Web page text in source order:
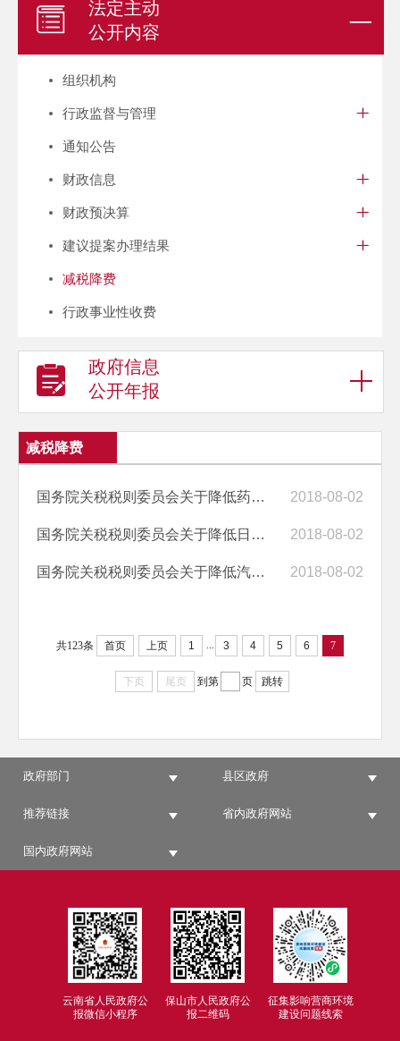
法定主动
公开内容
组织机构
行政监督与管理
通知公告
财政信息
财政预决算
建议提案办理结果
减税降费
行政事业性收费
政府信息
公开年报
减税降费
国务院关税税则委员会关于降低药品进口关税的公告 2018-08-02
国务院关税税则委员会关于降低日用消费品进口关税的公告 2018-08-02
国务院关税税则委员会关于降低汽车整车及零部件进口关税的公告 2018-08-02
共123条 首页 上页 1 ... 3 4 5 6 7
下页 尾页 到第 页 跳转
政府部门 县区政府
推荐链接 省内政府网站
国内政府网站
云南省人民政府公
报微信小程序
保山市人民政府公
报二维码
征集影响营商环境
建设问题线索